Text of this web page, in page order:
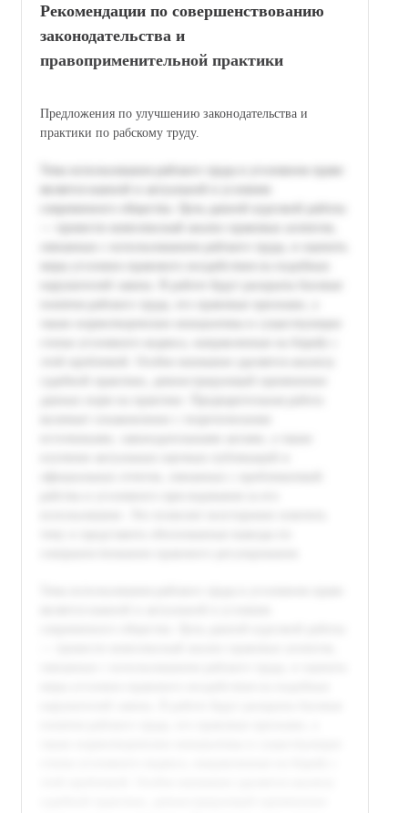
Рекомендации по совершенствованию
законодательства и
правоприменительной практики
Предложения по улучшению законодательства и
практики по рабскому труду.